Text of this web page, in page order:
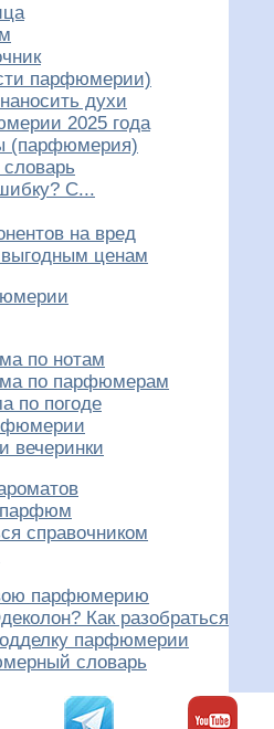
парфюмерии)
духи
2025 года
(парфюмерия)
С...
на вред
ценам
по нотам
по парфюмерам
по погоде
вечеринки
парфюм
справочником
парфюмерию
Как разобраться
парфюмерии
словарь